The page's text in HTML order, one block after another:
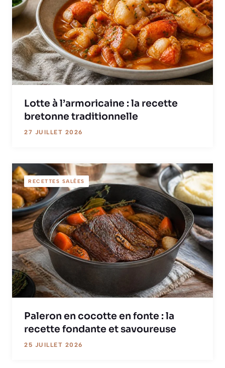
Lotte à l’armoricaine : la recette
bretonne traditionnelle
27 JUILLET 2026
RECETTES SALÉES
Paleron en cocotte en fonte : la
recette fondante et savoureuse
25 JUILLET 2026